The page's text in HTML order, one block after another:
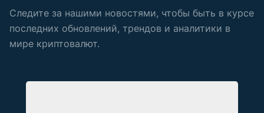
Следите за нашими новостями, чтобы быть в курсе
последних обновлений, трендов и аналитики в
мире криптовалют.